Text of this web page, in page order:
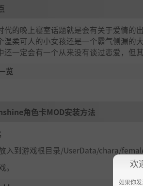
代的晚上寝室话题就是会有关于爱情的
温柔可人的小女孩还是一个霸气侧漏的
还一定会有一个从来没有谈过恋爱，但
览
角色卡MOD安装方法
入到游戏根目录/UserData/chara/
。
欢
如果你